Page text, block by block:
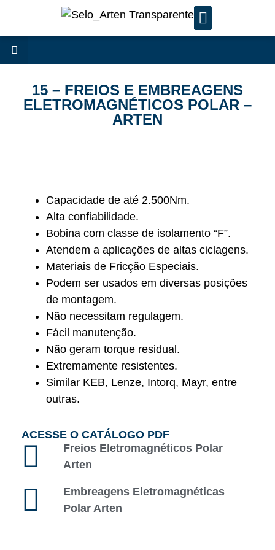
15 – FREIOS E EMBREAGENS
ELETROMAGNÉTICOS POLAR –
ARTEN
Capacidade de até 2.500Nm.
Alta confiabilidade.
Bobina com classe de isolamento “F”.
Atendem a aplicações de altas ciclagens.
Materiais de Fricção Especiais.
Podem ser usados em diversas posições
de montagem.
Não necessitam regulagem.
Fácil manutenção.
Não geram torque residual.
Extremamente resistentes.
Similar KEB, Lenze, Intorq, Mayr, entre
outras.
ACESSE O CATÁLOGO PDF
Freios Eletromagnéticos Polar
Arten
Embreagens Eletromagnéticas
Polar Arten